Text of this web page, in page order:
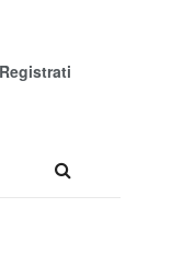
Registrati